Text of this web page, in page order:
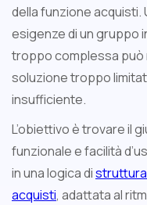
della funzione acquisti.
esigenze di un gruppo
troppo complessa può
soluzione troppo
insufficiente.
L’obiettivo è trovare il
funzionale e facilità
in una logica di
acquisti, adattata al